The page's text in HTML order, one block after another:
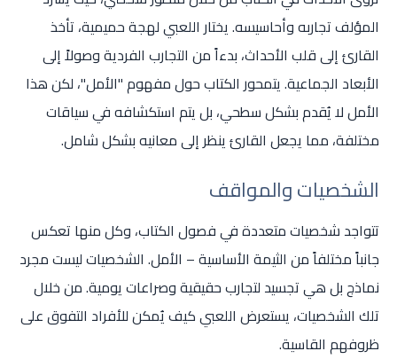
المؤلف تجاربه وأحاسيسه. يختار اللعبي لهجة حميمية، تأخذ
القارئ إلى قلب الأحداث، بدءاً من التجارب الفردية وصولاً إلى
الأبعاد الجماعية. يتمحور الكتاب حول مفهوم "الأمل"، لكن هذا
الأمل لا يُقدم بشكل سطحي، بل يتم استكشافه في سياقات
مختلفة، مما يجعل القارئ ينظر إلى معانيه بشكل شامل.
الشخصيات والمواقف
تتواجد شخصيات متعددة في فصول الكتاب، وكل منها تعكس
جانباً مختلفاً من الثيمة الأساسية – الأمل. الشخصيات ليست مجرد
نماذج بل هي تجسيد لتجارب حقيقية وصراعات يومية. من خلال
تلك الشخصيات، يستعرض اللعبي كيف يُمكن للأفراد التفوق على
ظروفهم القاسية.